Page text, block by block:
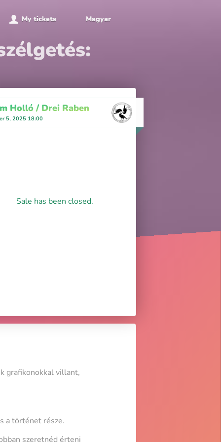
My tickets Magyar
Holló / Drei Raben
5, 2025 18:00
Sale has been closed.
grafikonokkal villant,
a történet része.
szeretnéd érteni